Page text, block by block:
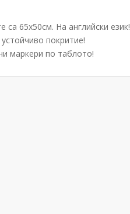
65х50см. На английски език!
покритие!
маркери по таблото!